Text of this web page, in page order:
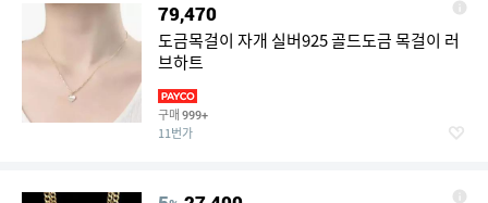
79,470
도금목걸이 자개 실버925 골드도금 목걸이 러
브하트
구매 999+
11번가